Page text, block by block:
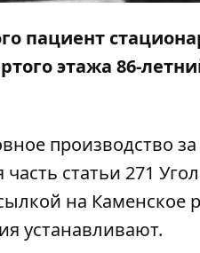
пациент
этажа 86-
производство
статьи 271
на Каменское
устанавливают.